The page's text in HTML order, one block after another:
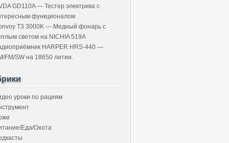
GD110A — Тестер электрика с
функционалом
T3 3000K — Медный фонарь с
светом на NICHIA 519A
HARPER HRS-440 —
FM/SW на 18650 литии.
уроки по рациям
Еда/Охота